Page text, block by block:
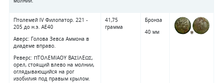
Птолемей IV Филопатор. 221 -
205 до н.э. AE40
Аверс: Голова Зевса Аммона в
диадеме вправо.
Реверс: ΠTOΛEMIAOY BAΣIΛEΩΣ,
орел, стоящий влево на молнии,
оглядывающийся на рог
изобилия под правым крылом.
41,75
грамма
Бронза
40 мм